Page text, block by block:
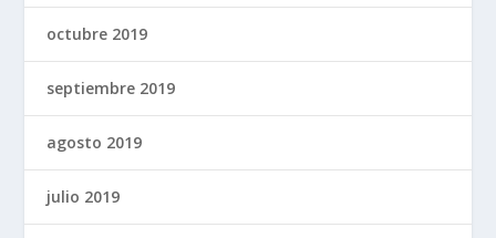
octubre 2019
septiembre 2019
agosto 2019
julio 2019